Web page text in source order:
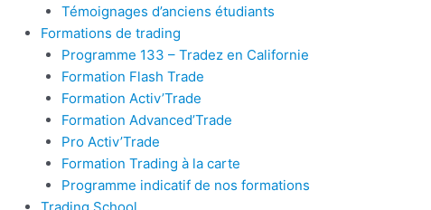
Témoignages d’anciens étudiants
Formations de trading
Programme 133 – Tradez en Californie
Formation Flash Trade
Formation Activ’Trade
Formation Advanced’Trade
Pro Activ’Trade
Formation Trading à la carte
Programme indicatif de nos formations